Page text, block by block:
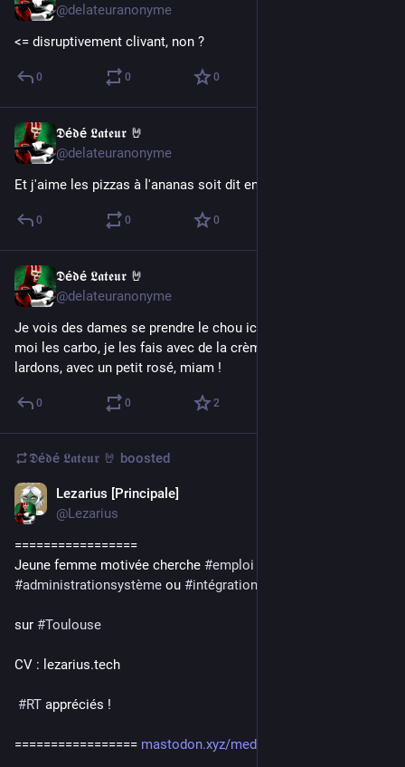
@delateuranonyme
<= disruptivement clivant, non ?
0 0 0
𝕯é𝖉é 𝕷𝖆𝖙𝖊𝖚𝖗 🤘
@delateuranonyme
Et j'aime les pizzas à l'ananas soit dit en passant... :]
0 0 0
𝕯é𝖉é 𝕷𝖆𝖙𝖊𝖚𝖗 🤘
@delateuranonyme
Je vois des dames se prendre le chou ici pour une recette...
moi les carbo, je les fais avec de la crème fraîche et des
lardons, avec un petit rosé, miam !
0 0 2
𝕯é𝖉é 𝕷𝖆𝖙𝖊𝖚𝖗 🤘 boosted
Lezarius [Principale]
@Lezarius
=================
Jeune femme motivée cherche #emploi
#administrationsystème ou #intégrationweb
sur #Toulouse
CV : lezarius.tech
#RT appréciés !
================= mastodon.xyz/media/GXS0GqdxRMX